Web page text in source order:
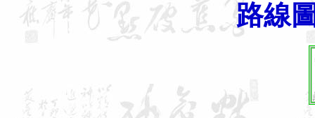
路線